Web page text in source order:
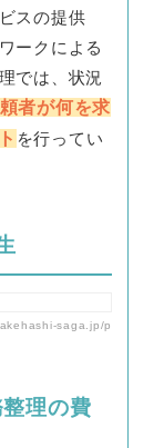
スの提供
ークによる
では、状況
者が何を求
を行ってい
saga.jp/p
理の費